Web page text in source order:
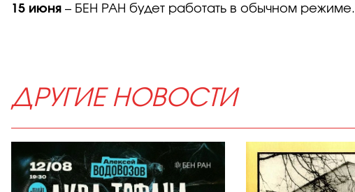
15 июня – БЕН РАН будет работать в обычном режиме.
ДРУГИЕ НОВОСТИ